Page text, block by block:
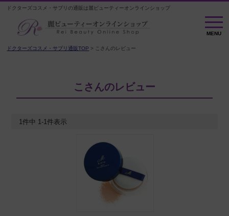
ドクターズコスメ・サプリの通販は麗ビューティーオンラインショップ
MENU
MENU
ドクターズコスメ・サプリ通販TOP こさんのレビュー
こさんのレビュー
1件中 1-1件表示